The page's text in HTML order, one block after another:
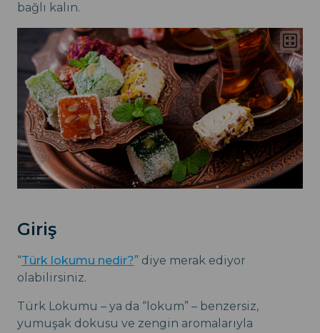
bağlı kalın.
Giriş
“Türk lokumu nedir?” diye merak ediyor
olabilirsiniz.
Türk Lokumu – ya da “lokum” – benzersiz,
yumuşak dokusu ve zengin aromalarıyla